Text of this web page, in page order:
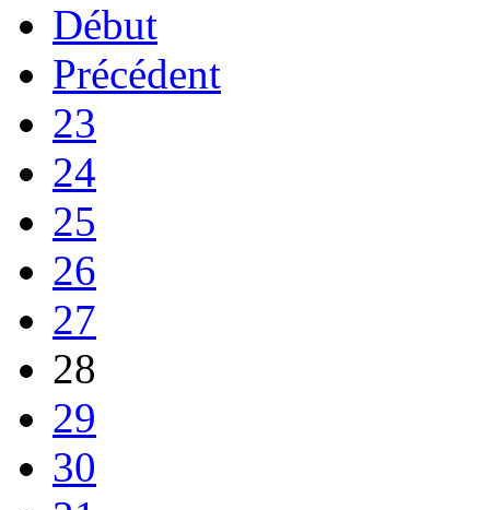
Début
Précédent
23
24
25
26
27
28
29
30